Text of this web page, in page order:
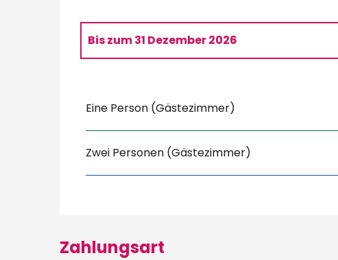
Bis zum31 Dezember 2026
Eine Person (Gästezimmer)
Zwei Personen (Gästezimmer)
Zahlungsart